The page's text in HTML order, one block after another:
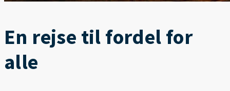
En rejse til fordel for
alle